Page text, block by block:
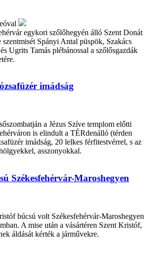
egykori szőlőhegyén álló Szent Donát
Spányi Antal püspök, Szakács
Ugrits Tamás plébánossal a szőlősgazdák
imádság
a Jézus Szíve templom előtti
is elindult a TÉRdenálló (térden
imádság, 20 lelkes férfitestvérrel, s az
asszonyokkal.
Székesfehérvár-Maroshegyen
búcsú volt Székesfehérvár-Maroshegyen
A mise után a vásártéren Szent Kristóf,
áldását kérték a járművekre.